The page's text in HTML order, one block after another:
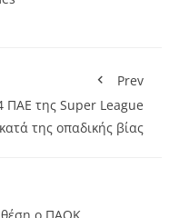
Prev
ΠΑΕ της Super League
της οπαδικής βίας